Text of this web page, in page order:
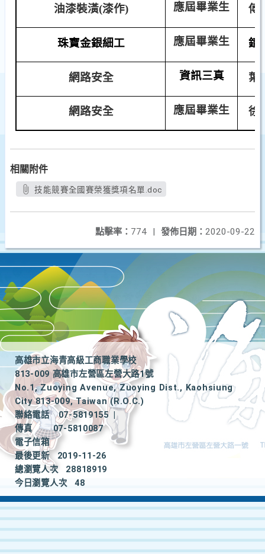
油漆裝潢(漆作) 應屆畢業生 傅
珠寶金銀細工 應屆畢業生 鐘
網路安全 資訊三真 葉
網路安全 應屆畢業生 徐
相關附件
技能競賽全國賽榮獲獎項名單.doc
發佈日期： 2020-09-22
點擊率： 774 |
高雄市立海青高級工商職業學校
813-009 高雄市左營區左營大路1號
No.1, Zuoying Avenue, Zuoying Dist., Kaohsiung
City 813-009, Taiwan (R.O.C.)
聯絡電話
07-5819155
|
傳真
07-5810087
電子信箱
最後更新
2019-11-26
總瀏覽人次
28818919
今日瀏覽人次
48